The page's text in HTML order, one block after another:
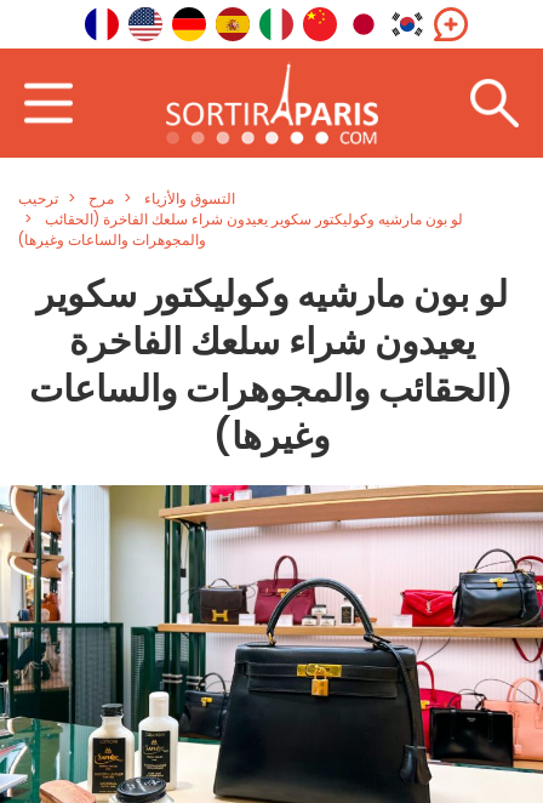
ترحيب مرح
التسوق والأزياء
لو بون مارشيه وكوليكتور سكوير يعيدون شراء سلعك الفاخرة (الحقائب
والمجوهرات والساعات وغيرها)
لو بون مارشيه وكوليكتور سكوير
يعيدون شراء سلعك الفاخرة
(الحقائب والمجوهرات والساعات
وغيرها)